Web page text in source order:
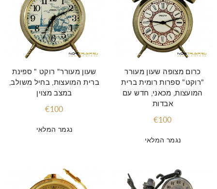
נגמר המלאי
שעון מעורר" רוקט " ספינת
ברית המועצות, בחיל משולב,
במצב מצוין
€100
נגמר המלאי
כרום מצופה שעון מעורר
"רוקט" ספרות רומית ברית
המועצות, מכאני, חדש עם
אבדות
€100